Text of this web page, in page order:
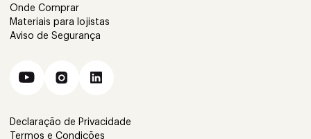
Onde Comprar
Materiais para lojistas
Aviso de Segurança
Declaração de Privacidade
Termos e Condições